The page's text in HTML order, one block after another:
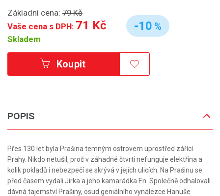
Základní cena: 79 Kč
Vaše cena s DPH: 71 Kč
Skladem
-10 %
Koupit
POPIS
Přes 130 let byla Prašina temným ostrovem uprostřed zářící
Prahy. Nikdo netušil, proč v záhadné čtvrti nefunguje elektřina a
kolik pokladů i nebezpečí se skrývá v jejích ulicích. Na Prašinu se
před časem vydali Jirka a jeho kamarádka En. Společně odhalovali
dávná tajemství Prašiny, osud geniálního vynálezce Hanuše